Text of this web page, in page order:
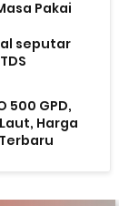
Pakai
seputar
500 GPD,
Harga